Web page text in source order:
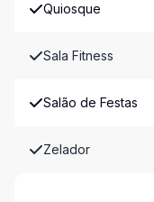
Quiosque
Sala Fitness
Salão de Festas
Zelador